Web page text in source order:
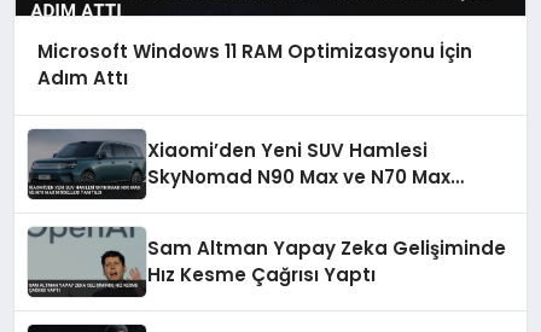
Microsoft Windows 11 RAM Optimizasyonu İçin
Adım Attı
Xiaomi’den Yeni SUV Hamlesi
SkyNomad N90 Max ve N70 Max
Sam Altman Yapay Zeka Gelişiminde
Hız Kesme Çağrısı Yaptı